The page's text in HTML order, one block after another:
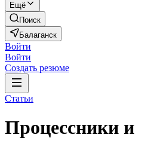
Ещё
Поиск
Балаганск
Войти
Войти
Создать резюме
Статьи
Процессники и